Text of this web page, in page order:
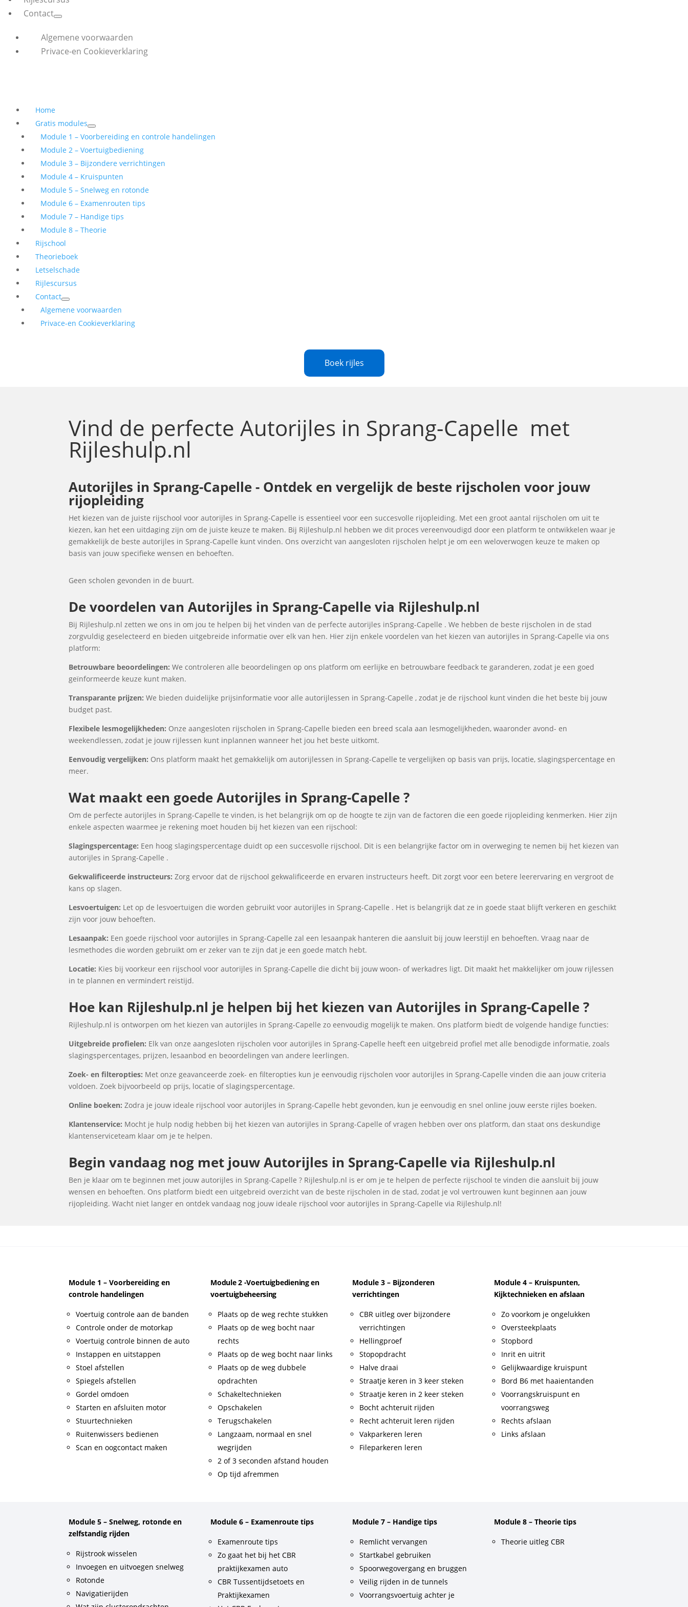
Contact
Algemene voorwaarden
Privace-en Cookieverklaring
Home
Gratis modules
Module 1 – Voorbereiding en controle handelingen
Module 2 – Voertuigbediening
Module 3 – Bijzondere verrichtingen
Module 4 – Kruispunten
Module 5 – Snelweg en rotonde
Module 6 – Examenrouten tips
Module 7 – Handige tips
Module 8 – Theorie
Rijschool
Theorieboek
Letselschade
Rijlescursus
Contact
Algemene voorwaarden
Privace-en Cookieverklaring
Boek rijles
Vind de perfecteAutorijles in Sprang-Capelle met
Rijleshulp.nl
Autorijles in Sprang-Capelle - Ontdek en vergelijk de beste rijscholen voor jouw
rijopleiding
Het kiezen van de juiste rijschool voor autorijles in Sprang-Capelle is essentieel voor een succesvolle rijopleiding. Met een groot aantal rijscholen om uit te
kiezen, kan het een uitdaging zijn om de juiste keuze te maken. Bij Rijleshulp.nl hebben we dit proces vereenvoudigd door een platform te ontwikkelen waar je
gemakkelijk de beste autorijles in Sprang-Capelle kunt vinden. Ons overzicht van aangesloten rijscholen helpt je om een weloverwogen keuze te maken op
basis van jouw specifieke wensen en behoeften.
Geen scholen gevonden in de buurt.
De voordelen van Autorijles in Sprang-Capelle via Rijleshulp.nl
Bij Rijleshulp.nl zetten we ons in om jou te helpen bij het vinden van de perfecte autorijles inSprang-Capelle . We hebben de beste rijscholen in de stad
zorgvuldig geselecteerd en bieden uitgebreide informatie over elk van hen. Hier zijn enkele voordelen van het kiezen van autorijles in Sprang-Capelle via ons
platform:
Betrouwbare beoordelingen: We controleren alle beoordelingen op ons platform om eerlijke en betrouwbare feedback te garanderen, zodat je een goed
geïnformeerde keuze kunt maken.
Transparante prijzen: We bieden duidelijke prijsinformatie voor alle autorijlessen in Sprang-Capelle , zodat je de rijschool kunt vinden die het beste bij jouw
budget past.
Flexibele lesmogelijkheden: Onze aangesloten rijscholen in Sprang-Capelle bieden een breed scala aan lesmogelijkheden, waaronder avond- en
weekendlessen, zodat je jouw rijlessen kunt inplannen wanneer het jou het beste uitkomt.
Eenvoudig vergelijken: Ons platform maakt het gemakkelijk om autorijlessen in Sprang-Capelle te vergelijken op basis van prijs, locatie, slagingspercentage en
meer.
Wat maakt een goede Autorijles in Sprang-Capelle ?
Om de perfecte autorijles in Sprang-Capelle te vinden, is het belangrijk om op de hoogte te zijn van de factoren die een goede rijopleiding kenmerken. Hier zijn
enkele aspecten waarmee je rekening moet houden bij het kiezen van een rijschool:
Slagingspercentage: Een hoog slagingspercentage duidt op een succesvolle rijschool. Dit is een belangrijke factor om in overweging te nemen bij het kiezen van
autorijles in Sprang-Capelle .
Gekwalificeerde instructeurs: Zorg ervoor dat de rijschool gekwalificeerde en ervaren instructeurs heeft. Dit zorgt voor een betere leerervaring en vergroot de
kans op slagen.
Lesvoertuigen: Let op de lesvoertuigen die worden gebruikt voor autorijles in Sprang-Capelle . Het is belangrijk dat ze in goede staat blijft verkeren en geschikt
zijn voor jouw behoeften.
Lesaanpak: Een goede rijschool voor autorijles in Sprang-Capelle zal een lesaanpak hanteren die aansluit bij jouw leerstijl en behoeften. Vraag naar de
lesmethodes die worden gebruikt om er zeker van te zijn dat je een goede match hebt.
Locatie: Kies bij voorkeur een rijschool voor autorijles in Sprang-Capelle die dicht bij jouw woon- of werkadres ligt. Dit maakt het makkelijker om jouw rijlessen
in te plannen en vermindert reistijd.
Hoe kan Rijleshulp.nl je helpen bij het kiezen van Autorijles in Sprang-Capelle ?
Rijleshulp.nl is ontworpen om het kiezen van autorijles in Sprang-Capelle zo eenvoudig mogelijk te maken. Ons platform biedt de volgende handige functies:
Uitgebreide profielen: Elk van onze aangesloten rijscholen voor autorijles in Sprang-Capelle heeft een uitgebreid profiel met alle benodigde informatie, zoals
slagingspercentages, prijzen, lesaanbod en beoordelingen van andere leerlingen.
Zoek- en filteropties: Met onze geavanceerde zoek- en filteropties kun je eenvoudig rijscholen voor autorijles in Sprang-Capelle vinden die aan jouw criteria
voldoen. Zoek bijvoorbeeld op prijs, locatie of slagingspercentage.
Online boeken: Zodra je jouw ideale rijschool voor autorijles in Sprang-Capelle hebt gevonden, kun je eenvoudig en snel online jouw eerste rijles boeken.
Klantenservice: Mocht je hulp nodig hebben bij het kiezen van autorijles in Sprang-Capelle of vragen hebben over ons platform, dan staat ons deskundige
klantenserviceteam klaar om je te helpen.
Begin vandaag nog met jouw Autorijles in Sprang-Capelle via Rijleshulp.nl
Ben je klaar om te beginnen met jouw autorijles in Sprang-Capelle ? Rijleshulp.nl is er om je te helpen de perfecte rijschool te vinden die aansluit bij jouw
wensen en behoeften. Ons platform biedt een uitgebreid overzicht van de beste rijscholen in de stad, zodat je vol vertrouwen kunt beginnen aan jouw
rijopleiding. Wacht niet langer en ontdek vandaag nog jouw ideale rijschool voor autorijles in Sprang-Capelle via Rijleshulp.nl!
Module 1 – Voorbereiding en
controle handelingen
Voertuig controle aan de banden
Controle onder de motorkap
Voertuig controle binnen de auto
Instappen en uitstappen
Stoel afstellen
Spiegels afstellen
Gordel omdoen
Starten en afsluiten motor
Stuurtechnieken
Ruitenwissers bedienen
Scan en oogcontact maken
Module 2 -Voertuigbediening en
voertuigbeheersing
Plaats op de weg rechte stukken
Plaats op de weg bocht naar
rechts
Plaats op de weg bocht naar links
Plaats op de weg dubbele
opdrachten
Schakeltechnieken
Opschakelen
Terugschakelen
Langzaam, normaal en snel
wegrijden
2 of 3 seconden afstand houden
Op tijd afremmen
Module 3 – Bijzonderen
verrichtingen
CBR uitleg over bijzondere
verrichtingen
Hellingproef
Stopopdracht
Halve draai
Straatje keren in 3 keer steken
Straatje keren in 2 keer steken
Bocht achteruit rijden
Recht achteruit leren rijden
Vakparkeren leren
Fileparkeren leren
Module 4 – Kruispunten,
Kijktechnieken en afslaan
Zo voorkom je ongelukken
Oversteekplaats
Stopbord
Inrit en uitrit
Gelijkwaardige kruispunt
Bord B6 met haaientanden
Voorrangskruispunt en
voorrangsweg
Rechts afslaan
Links afslaan
Module 5 – Snelweg, rotonde en
zelfstandig rijden
Rijstrook wisselen
Invoegen en uitvoegen snelweg
Rotonde
Navigatierijden
Module 6 – Examenroute tips
Examenroute tips
Zo gaat het bij het CBR
praktijkexamen auto
CBR Tussentijdsetoets en
Praktijkexamen
Module 7 – Handige tips
Remlicht vervangen
Startkabel gebruiken
Spoorwegovergang en bruggen
Veilig rijden in de tunnels
Voorrangsvoertuig achter je
Module 8 – Theorie tips
Theorie uitleg CBR